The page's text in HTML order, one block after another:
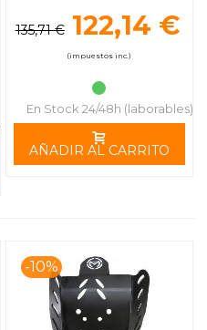
RACING
135,71 € 122,14 €
(impuestos inc.)
En Stock 24/48h (laborables)
AÑADIR AL CARRITO
-10%